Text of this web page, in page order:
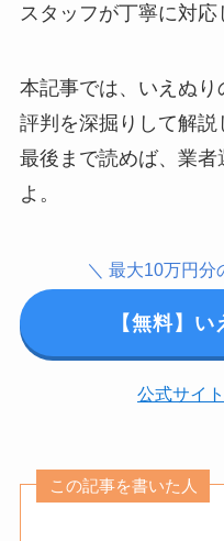
スタッフが丁寧に対応
本記事では、いえぬり
評判を深掘りして解説
最後まで読めば、業
よ。
＼ 最大10万円分
【無料】
公式サイ
この記事を書いた人